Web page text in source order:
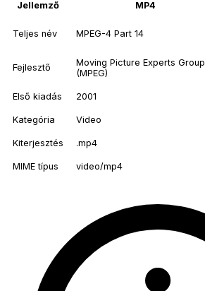
Jellemző MP4
Teljes név MPEG-4 Part 14
Fejlesztő
Moving Picture Experts Group
(MPEG)
Első kiadás 2001
Kategória Video
Kiterjesztés .mp4
MIME típus video/mp4